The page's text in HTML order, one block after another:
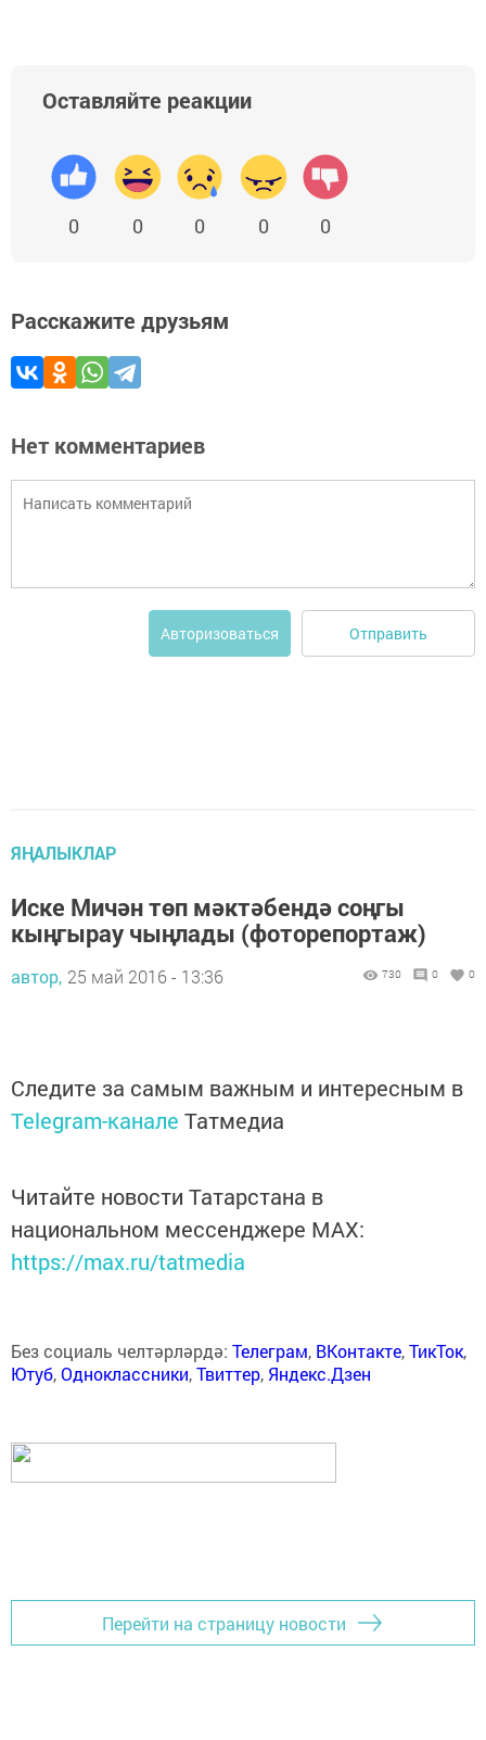
Оставляйте реакции
0 0 0 0 0
Расскажите друзьям
Нет комментариев
Авторизоваться Отправить
ЯҢАЛЫКЛАР
Иске Мичән төп мәктәбендә соңгы
кыңгырау чыңлады (фоторепортаж)
автор, 25 май 2016 - 13:36 730 0 0
Следите за самым важным и интересным в
Telegram-канале Татмедиа
Читайте новости Татарстана в
национальном мессенджере MАХ:
https://max.ru/tatmedia
Без социаль челтәрләрдә: Телеграм, ВКонтакте,ТикТок,
Ютуб,Одноклассники,Твиттер, Яндекс.Дзен
Перейти на страницу новости